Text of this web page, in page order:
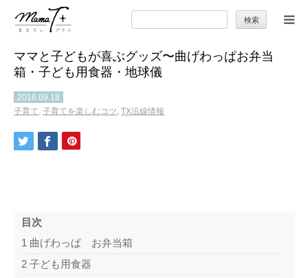
索:
ママと子どもが喜ぶグッズ〜曲げわっぱお弁当
箱・子ども用食器・地球儀
2016.09.18
子育て, 子育てを楽しむコツ, TX沿線情報
目次
1 曲げわっぱ お弁当箱
2 子ども用食器
トップ
セカンドキャリア
季節の行事やお出かけ